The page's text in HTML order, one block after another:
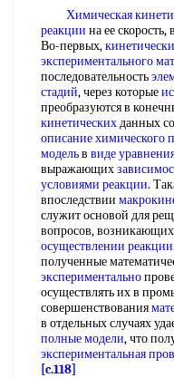
Химическая
реакции на ее
Во-первых,
экспериментального
последовательность
стадий, через которые
преобразуются в
кинетическихданных
описание химического
модельв виде
выражающих
условиями реакции.
впоследствии
служит основой для
вопросов,
осуществлении реакции
полученные
экспериментально
осуществлять их в
совершенствования
в отдельных случаях
полные модели, что
экспериментальная
[c.118]